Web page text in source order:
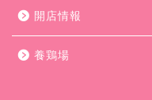
開店情報
養鶏場